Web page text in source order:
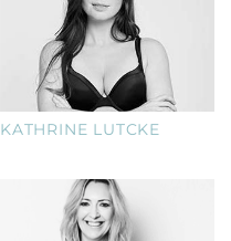
KATHRINE LUTCKE